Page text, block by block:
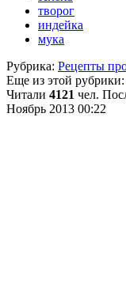
творог
индейка
мука
Рубрика: Рецепты
Еще из этой рубрики:
Читали 4121 чел.
Ноябрь 2013 00:22